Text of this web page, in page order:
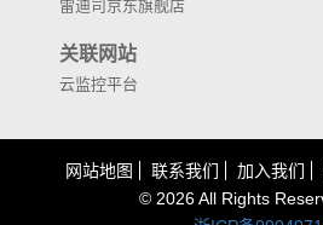
雷迪司京东旗舰店
关联网站
云监控平台
网站地图 联系我们 加入我们
© 2026 All Rights